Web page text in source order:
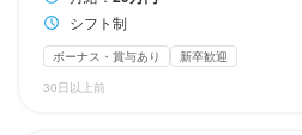
掲載をご検討の店舗様へ
食べログ求人PRESS
シフト制
ボーナス・賞与あり
新卒歓迎
30日以上前
終電考慮あり ダブルワーク・副業OK
終電考慮あり ダブルワーク・副業OK
・年末年始休暇あり
・シフト柔軟（週2〜相談OK）
平日のみ勤務OK(土日休み) 土日祝のみ勤務OK
・シフト柔軟（週2〜相談OK）
平日のみ勤務OK(土日休み) 土日祝のみ勤務OK